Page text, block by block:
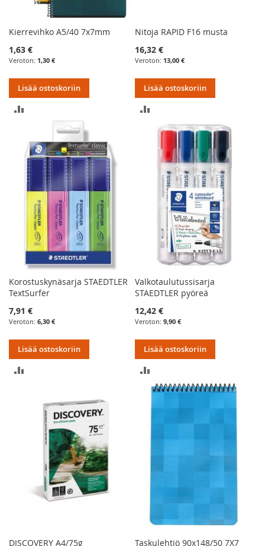
Kierrevihko A5/40 7x7mm
1,63 €
1,30 €
Lisää ostoskoriin
VERTAILUUN
Nitoja RAPID F16 musta
16,32 €
13,00 €
Lisää ostoskoriin
VERTAILUUN
Korostuskynäsarja STAEDTLER
TextSurfer
7,91 €
6,30 €
Lisää ostoskoriin
Valkotaulutussisarja
STAEDTLER pyöreä
12,42 €
9,90 €
Lisää ostoskoriin
VERTAILUUN
DISCOVERY A4/75g
Taskulehtiö 90x148/50 7X7